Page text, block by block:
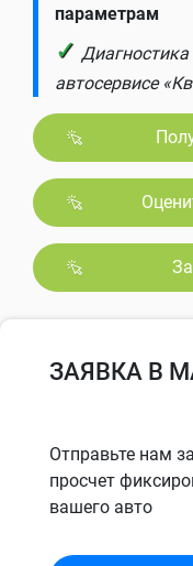
параметрам
✓
автосервисе
ЗАЯВКА В
Отправьте нам
просчет
вашего авто